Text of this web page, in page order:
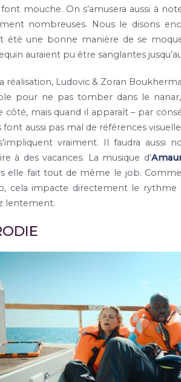
mouche. On s’amusera aussi à
nombreuses. Nous le disons
été une bonne manière de se
auraient pu être sanglantes
réalisation, Ludovic & Zoran
pour ne pas tomber dans le
côté, mais quand il apparaît – par
font aussi pas mal de références
vraiment. Il faudra
à des vacances. La musique d’
elle fait tout de même le job.
cela impacte directement le
lentement.